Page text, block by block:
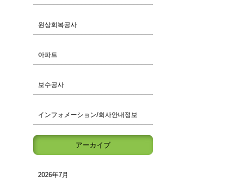
원상회복공사
아파트
보수공사
インフォメーション/회사안내정보
アーカイブ
2026年7月